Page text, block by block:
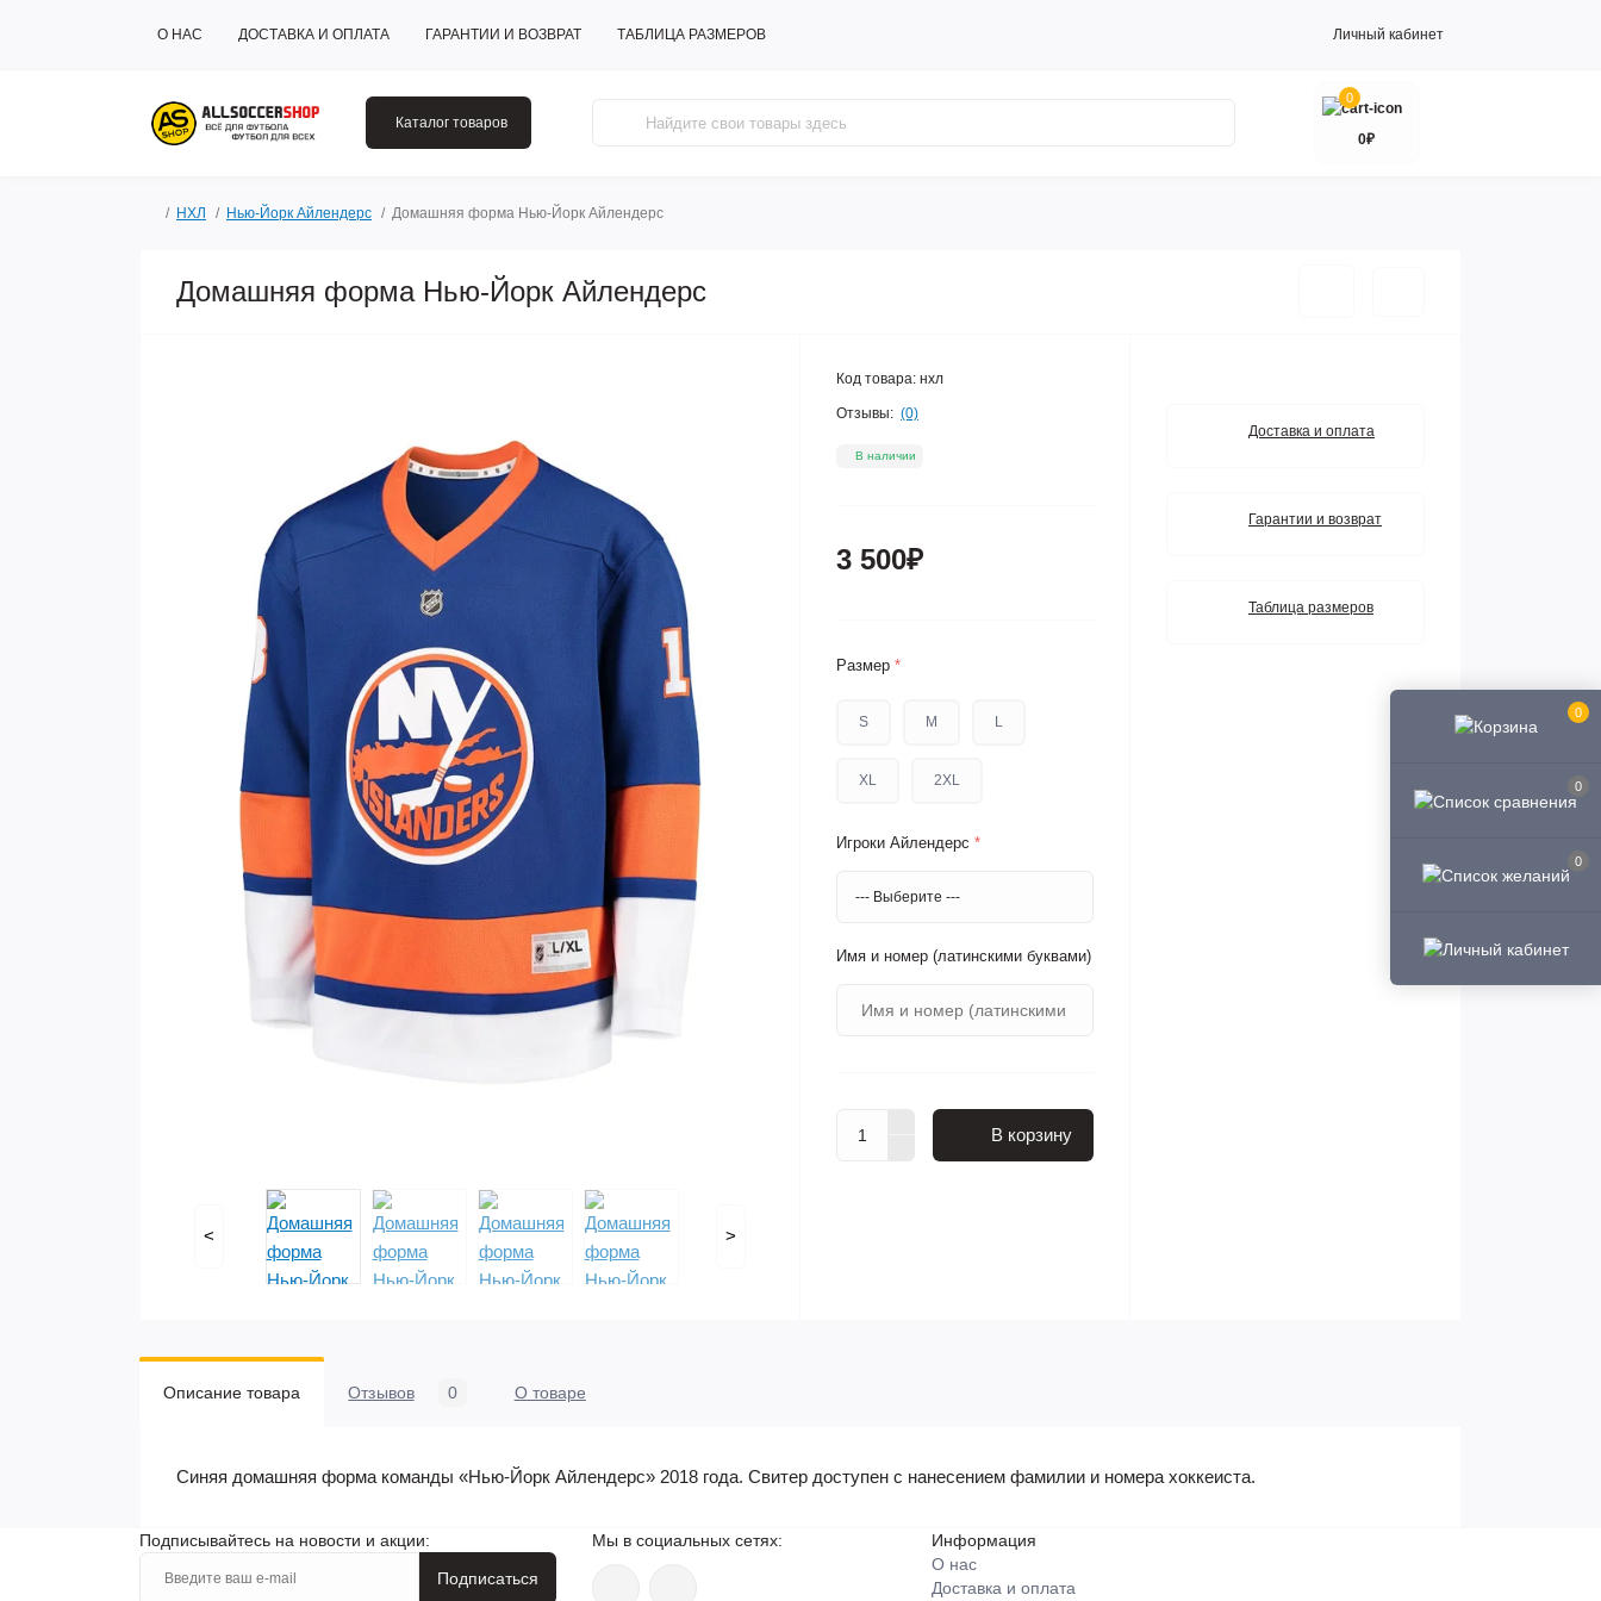
0
0
0
О НАС ДОСТАВКА И ОПЛАТА ГАРАНТИИ И ВОЗВРАТ ТАБЛИЦА РАЗМЕРОВ Личный кабинет
Каталог товаров
0
0₽
НХЛ Нью-Йорк Айлендерс Домашняя форма Нью-Йорк Айлендерс
Домашняя форма Нью-Йорк Айлендерс
< >
Код товара: нхл
Отзывы: (0)
В наличии
3 500₽
Размер *
S M L
XL 2XL
Игроки Айлендерс *
Имя и номер (латинскими буквами)
В корзину
Доставка и оплата
Гарантии и возврат
Таблица размеров
Описание товара Отзывов 0 О товаре
Синяя домашняя форма команды «Нью-Йорк Айлендерс» 2018 года. Свитер доступен с нанесением фамилии и номера хоккеиста.
Подписывайтесь на новости и акции:
Подписаться
Мы в социальных сетях:
Информация
О нас
Доставка и оплата